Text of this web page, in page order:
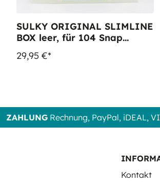
SULKY ORIGINAL SLIMLINE
BOX leer, für 104 Snap
29,95 €*
ZAHLUNG Rechnung, PayPal, iDEAL,
Kontakt